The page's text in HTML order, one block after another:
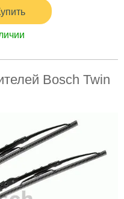
Bosch Twin